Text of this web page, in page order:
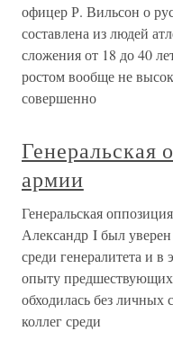
офицер Р. Вильсон о
составлена из людей
сложения от 18 до 40
ростом вообще не
совершенно
Генеральская
армии
Генеральская
Александр I был
среди генералитета и
опыту
обходилась без
коллег среди